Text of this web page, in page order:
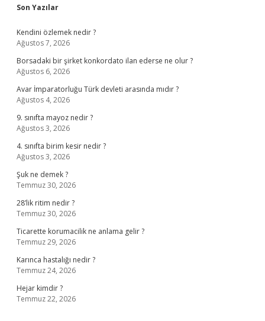
Sidebar
Son Yazılar
Kendini özlemek nedir ?
Ağustos 7, 2026
Borsadaki bir şirket konkordato ilan ederse ne olur ?
Ağustos 6, 2026
Avar İmparatorluğu Türk devleti arasında mıdır ?
Ağustos 4, 2026
9. sınıfta mayoz nedir ?
Ağustos 3, 2026
4. sınıfta birim kesir nedir ?
Ağustos 3, 2026
Şuk ne demek ?
Temmuz 30, 2026
28’lik ritim nedir ?
Temmuz 30, 2026
Ticarette korumacilik ne anlama gelir ?
Temmuz 29, 2026
Karınca hastalığı nedir ?
Temmuz 24, 2026
Hejar kimdir ?
Temmuz 22, 2026